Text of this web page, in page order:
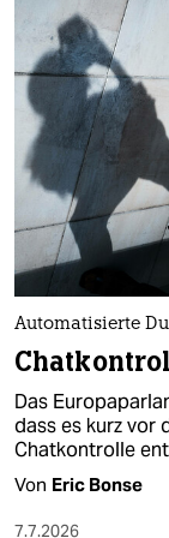
Automatisierte
Das
dass es kurz vor
Chatkontrolle
Von Eric Bonse
7.7.2026